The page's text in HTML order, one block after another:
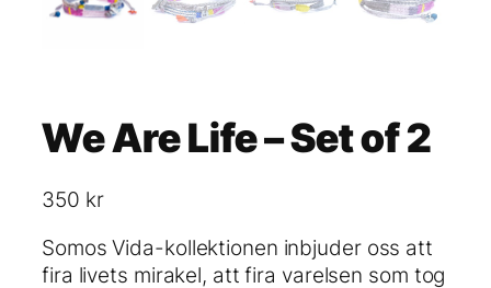
We Are Life – Set of 2
350 kr
Somos Vida-kollektionen inbjuder oss att
fira livets mirakel, att fira varelsen som tog